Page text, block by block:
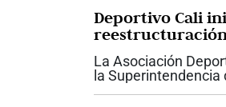
Deportivo Cali
La Asociación
la
el Acuerdo de